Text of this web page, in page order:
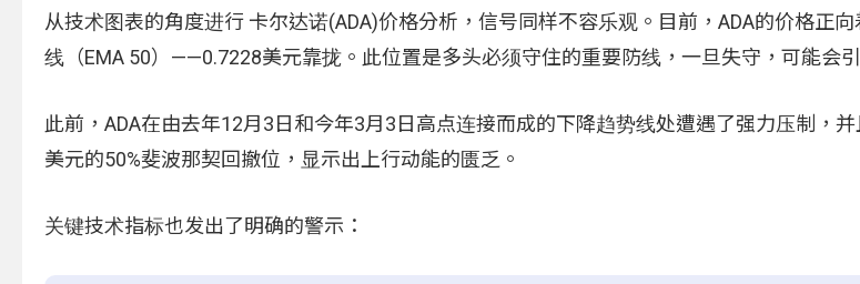
从技术图表的角度进行 卡尔达诺(ADA)价格分析，信号同样不容乐观。目前，ADA的价格正
线（EMA 50）——0.7228美元靠拢。此位置是多头必须守住的重要防线，一旦失守，可能会
此前，ADA在由去年12月3日和今年3月3日高点连接而成的下降趋势线处遭遇了强力压制，
美元的50%斐波那契回撤位，显示出上行动能的匮乏。
关键技术指标也发出了明确的警示：